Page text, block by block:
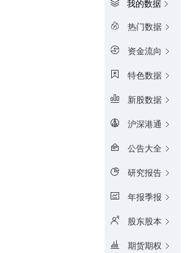
我的数据
热门数据
资金流向
特色数据
新股数据
沪深港通
公告大全
研究报告
年报季报
股东股本
期货期权